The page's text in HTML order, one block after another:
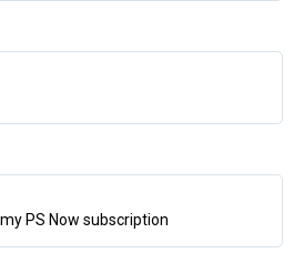
PS Now subscription